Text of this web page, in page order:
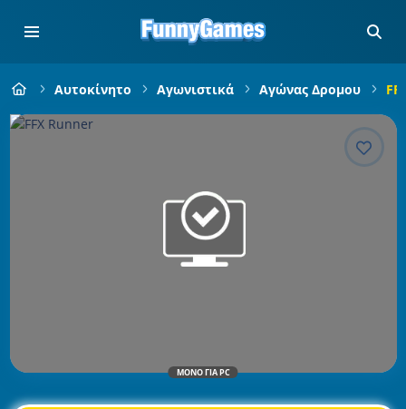
Αυτοκίνητο Αγωνιστικά Αγώνας Δρομου
ΜΌΝΟ ΓΙΑ PC